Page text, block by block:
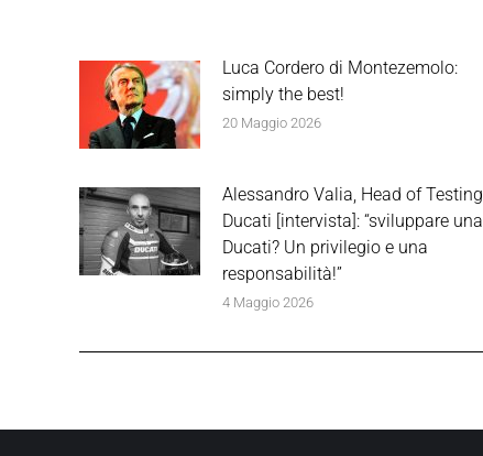
Luca Cordero di Montezemolo:
simply the best!
20 Maggio 2026
Alessandro Valia, Head of Testing
Ducati [intervista]: “sviluppare una
Ducati? Un privilegio e una
responsabilità!”
4 Maggio 2026